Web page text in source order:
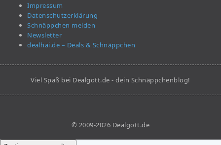
Impressum
Datenschutzerklärung
Schnäppchen melden
Newsletter
dealhai.de – Deals & Schnäppchen
Viel Spaß bei Dealgott.de - dein Schnäppchenblog!
© 2009-2026 Dealgott.de